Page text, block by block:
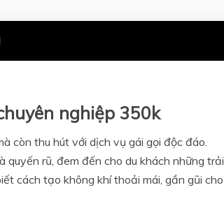
nghiệp 350k
còn thu hút với dịch vụ gái gọi độc đáo.
rũ, đem đến cho du khách những trải
cách tạo không khí thoải mái, gần gũi cho